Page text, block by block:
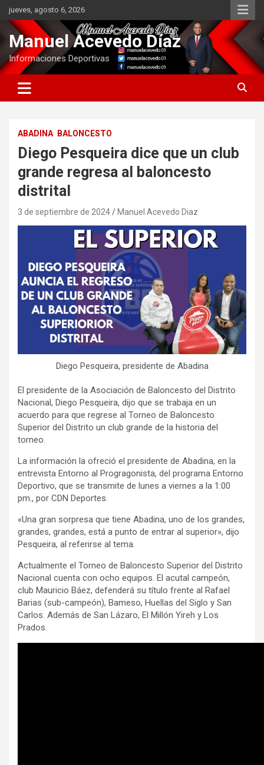
Saltar
contenido
jueves, agosto 6, 2026
Manuel Acevedo Díaz
Informaciones Deportivas
ABADINA BALONCESTO
Diego Pesqueira dice que un club
grande regresa al baloncesto
distrital
3 de septiembre de 2024 Manuel Acevedo Diaz
Diego Pesqueira, presidente de Abadina
El presidente de la Asociación de Baloncesto del Distrito
Nacional, Diego Pesqueira, dijo que se trabaja en un
acuerdo para que regrese al Torneo de Baloncesto
Superior del Distrito un club grande de la historia del
torneo.
La información la ofreció el presidente de Abadina, en la
entrevista Entorno al Progragonista, del programa Entorno
Deportivo, que se transmite de lunes a viernes a la 1:00
pm., por CDN Deportes.
«Una gran sorpresa que tiene Abadina, uno de los grandes,
grandes, grandes, está a punto de entrar al superior», dijo
Pesqueira, al referirse al tema.
Actualmente el Torneo de Baloncesto Superior del Distrito
Nacional cuenta con ocho equipos. El acutal campeón,
club Mauricio Báez, defenderá su título frente al Rafael
Barias (sub-campeón), Bameso, Huellas del Siglo y San
Carlos. Además de San Lázaro, El Millón Yireh y Los
Prados.